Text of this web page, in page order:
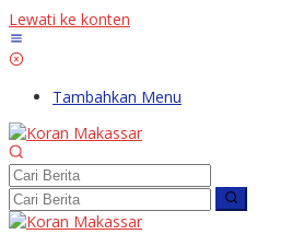
Lewati ke konten
Tambahkan Menu